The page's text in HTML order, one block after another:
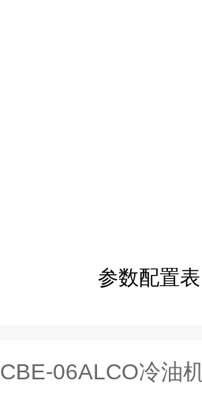
参数配置表
CBE-06ALCO冷油